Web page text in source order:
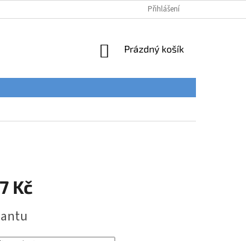
Přihlášení
NÁKUPNÍ
Prázdný košík
Kč